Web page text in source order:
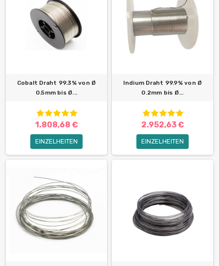
Cobalt Draht 99.3% von Ø
0.5mm bis Ø...
1.808,68 €
EINZELHEITEN
Indium Draht 99.9% von Ø
0.2mm bis Ø...
2.952,63 €
EINZELHEITEN